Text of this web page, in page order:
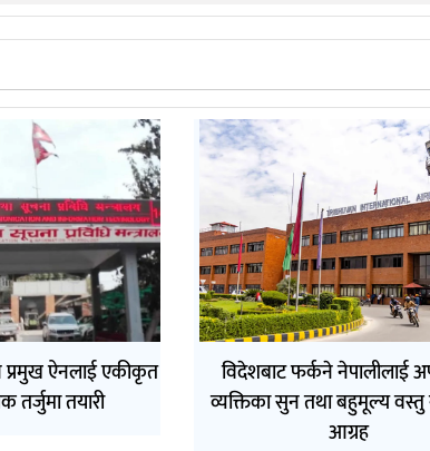
प्रमुख ऐनलाई एकीकृत
तर्जुमा तयारी
विदेशबाट फर्कने नेपालीलाई
व्यक्तिका सुन तथा बहुमूल्य
आग्रह